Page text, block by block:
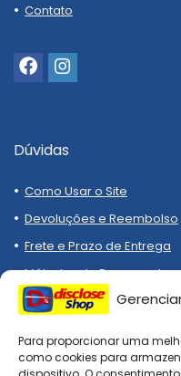
Para proporcionar uma
como cookies para
Contato
Dúvidas
Como Usar o Site
Devoluções e Reembolso
Frete e Prazo de Entrega
Métodos de Pagamento